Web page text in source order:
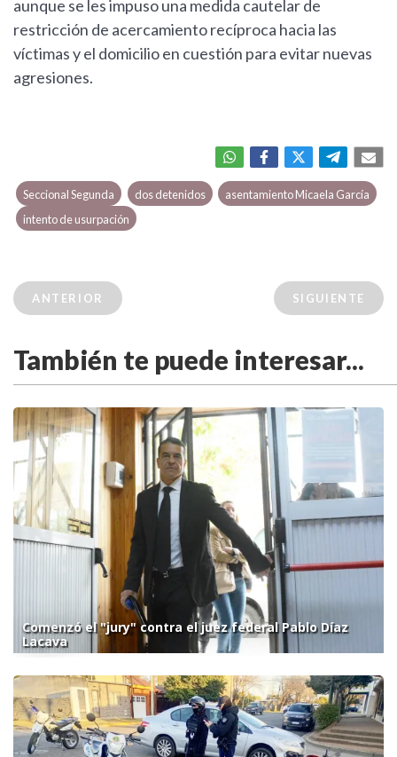
aunque se les impuso una medida cautelar de
restricción de acercamiento recíproca hacia las
víctimas y el domicilio en cuestión para evitar nuevas
agresiones.
Seccional Segunda dos detenidos
asentamiento Micaela García
intento de usurpación
ANTERIOR SIGUIENTE
También te puede interesar...
Comenzó el "jury" contra el juez federal Pablo Díaz
Lacava